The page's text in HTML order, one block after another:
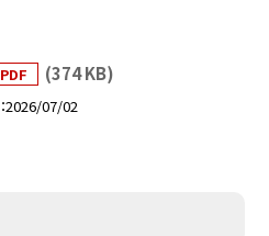
PDF (374 KB)
2026/07/02